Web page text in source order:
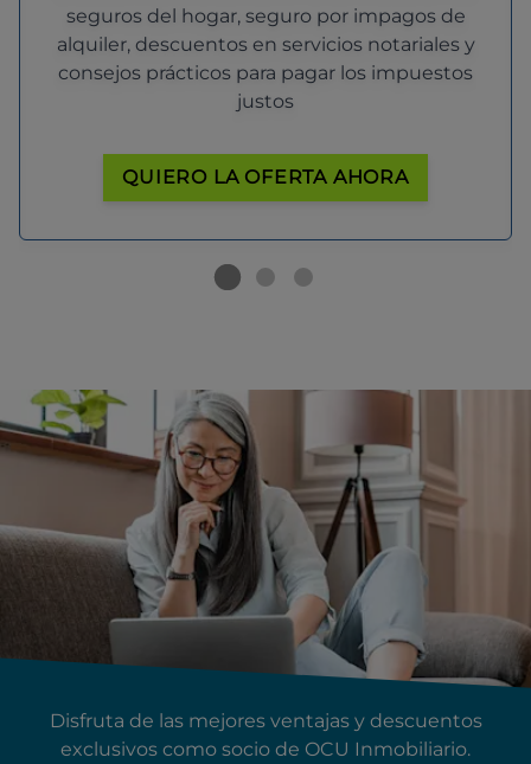
seguros del hogar, seguro por impagos de
alquiler, descuentos en servicios notariales y
consejos prácticos para pagar los impuestos
justos
QUIERO LA OFERTA AHORA
Disfruta de las mejores ventajas y descuentos
exclusivos como socio de OCU Inmobiliario.